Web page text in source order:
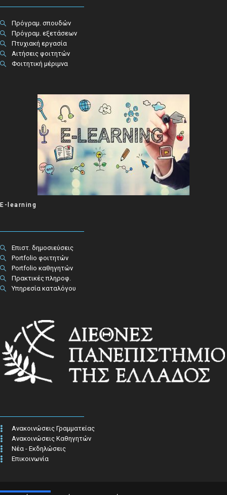
Πρόγραμ. σπουδών
Πρόγραμ. εξετάσεων
Πτυχιακή εργασία
Αιτήσεις φοιτητών
Φοιτητική μέριμνα
E-learning
Επιστ. δημοσιεύσεις
Portfolio φοιτητών
Portfolio καθηγητών
Πρακτικές πληροφ.​
Υπηρεσία καταλόγου
Ανακοινώσεις Γραμματείας
Ανακοινώσεις Καθηγητών
Νέα - Εκδηλώσεις
Επικοινωνία